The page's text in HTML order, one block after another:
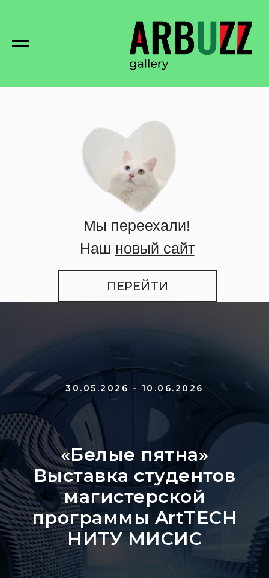
Мы переехали!
Наш новый сайт
ПЕРЕЙТИ
30.05.2026 - 10.06.2026
«Белые пятна»
Выставка студентов
магистерской
программы ArtTECH
НИТУ МИСИС